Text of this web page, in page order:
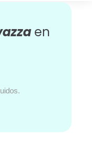
en